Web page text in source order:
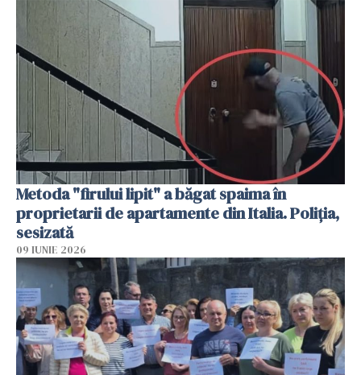
Metoda "firului lipit" a băgat spaima în
proprietarii de apartamente din Italia. Poliția,
sesizată
09 IUNIE 2026